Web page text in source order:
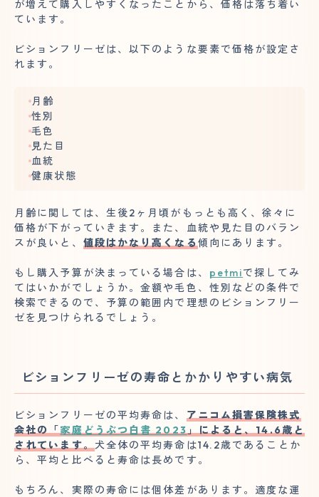
が増えて購入しやすくなったことから、価格は落ち着い
ています。
ビションフリーゼは、以下のような要素で価格が設定さ
れます。
月齢
性別
毛色
見た目
血統
健康状態
月齢に関しては、生後2ヶ月頃がもっとも高く、徐々に
価格が下がっていきます。また、血統や見た目のバラン
スが良いと、 値段はかなり高くなる 傾向にあります。
もし購入予算が決まっている場合は、 petmiで探してみ
てはいかがでしょうか。金額や毛色、性別などの条件で
検索できるので、予算の範囲内で理想のビションフリー
ゼを見つけられるでしょう。
ビションフリーゼの寿命とかかりやすい病気
ビションフリーゼの平均寿命は、 アニコム損害保険株式
会社の「家庭どうぶつ白書 2023 」によると、14.6歳と
されています。 犬全体の平均寿命は14.2歳であることか
ら、平均と比べると寿命は長めです。
もちろん、実際の寿命には個体差があります。適度な運